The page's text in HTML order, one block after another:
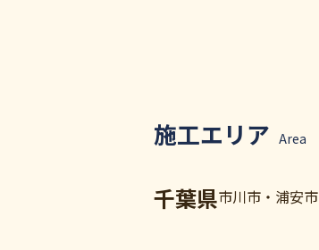
施工エリア Area
千葉県市川市・浦安市